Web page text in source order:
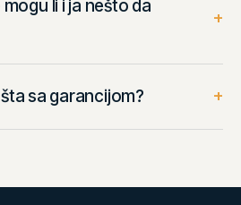
li i ja nešto da
+
sa garancijom? +